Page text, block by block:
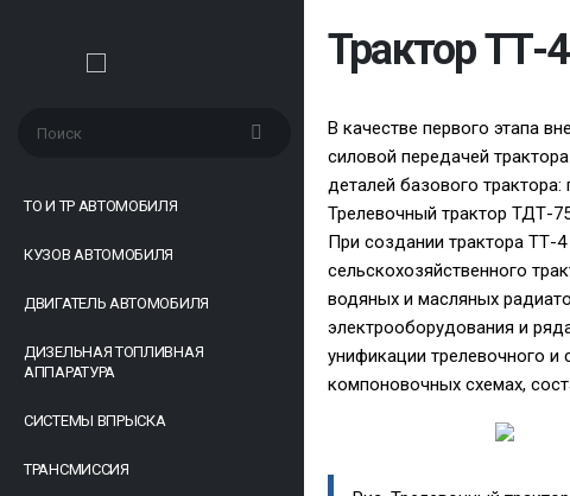
ТО И ТР АВТОМОБИЛЯ
КУЗОВ АВТОМОБИЛЯ
ДВИГАТЕЛЬ АВТОМОБИЛЯ
ДИЗЕЛЬНАЯ ТОПЛИВНАЯ
АППАРАТУРА
СИСТЕМЫ ВПРЫСКА
ТРАНСМИССИЯ
Трактор ТТ-4
В качестве первого этапа
силовой передачей
деталей базового
Трелевочный трактор ТДТ-
При создании трактора ТТ-
сельскохозяйственного
водяных и масляных
электрооборудования и
унификации трелевочного и
компоновочных схемах,